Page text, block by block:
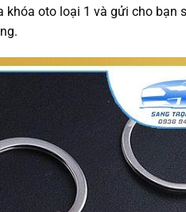
khóa oto loại 1 và gửi cho